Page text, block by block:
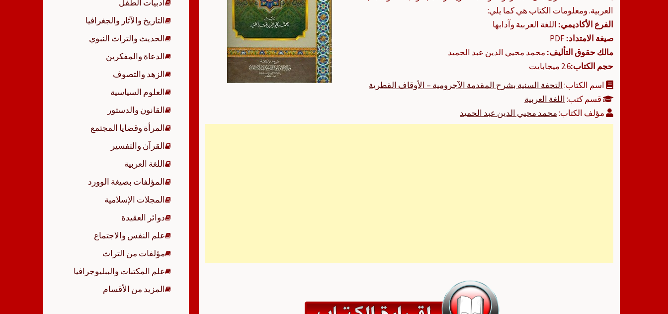
العربية. ومعلومات الكتاب هي كما يلي:
الفرع الأكاديمي: اللغة العربية وآدابها
صيغة الامتداد:
مالك حقوق التأليف: محمد محيي الدين عبد الحميد
حجم الكتاب:2.6 ميجابايت
اسم الكتاب:التحفة السنية بشرح المقدمة الآجرومية – الأوقاف القطرية
قسم كتب:اللغة العربية
مؤلف الكتاب:محمد محيي الدين عبد الحميد
أدبيات الطفل
التاريخ والآثار والجغرافيا
الحديث والتراث النبوي
الدعاة والمفكرين
الزهد والتصوف
العلوم السياسية
القانون والدستور
المرأة وقضايا المجتمع
القرآن والتفسير
اللغة العربية
المؤلفات بصيغة الوورد
المجلات الإسلامية
دوائر العقيدة
علم النفس والاجتماع
مؤلفات من التراث
علم المكتبات والببليوجرافيا
المزيد من الأقسام